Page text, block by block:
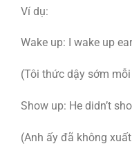
Ví dụ:
Wake up: I wake up
(Tôi thức dậy sớm
Show up: He didn’t
(Anh ấy đã không